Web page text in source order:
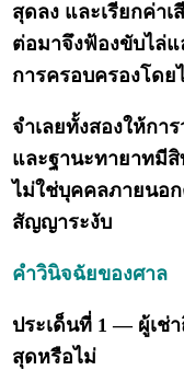
สุดลง และเรียกค่า
ต่อมาจึงฟ้องขับไล่แ
การครอบครองโดย
จำเลยทั้งสองให้กา
และฐานะทายาทมี
ไม่ใช่บุคคลภายนอ
สัญญาระงับ
คำวินิจฉัยของศาล
ประเด็นที่ 1 — ผู้เช่
สุดหรือไม่